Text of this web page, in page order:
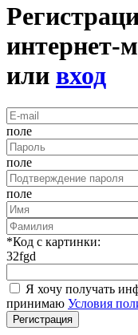
интернет-
или вход
поле
поле
поле
*Код с картинки:
32fgd
Я хочу получать
принимаю Условия
Регистрация